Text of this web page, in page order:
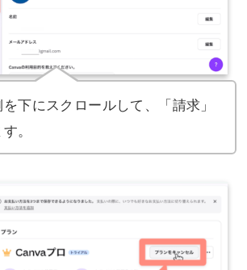
下にスクロールして、「請求」
。